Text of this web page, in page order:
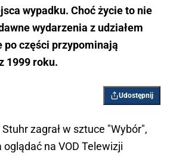
wypadku. Choć życie to nie
wydarzenia z udziałem
po części przypominają
1999 roku.
Udostępnij
zagrał w sztuce "Wybór",
na VOD Telewizji